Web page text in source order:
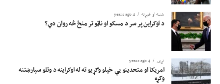
شننه او څېړنه 4 years ago
د اوکراین پر سر د مسکو او ناټو تر منځ څه روان دي؟
نړۍ 4 years ago
امریکا او متحدینو یې خپلو وګړیو ته له اوکراینه د وتلو سپارښتنه
وکړه